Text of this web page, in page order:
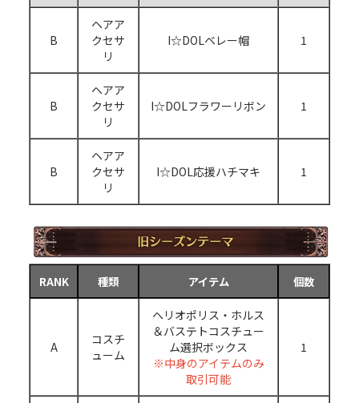
B
ヘアア
クセサ
リ
I☆DOLベレー帽 1
B
ヘアア
クセサ
リ
I☆DOLフラワーリボン 1
B
ヘアア
クセサ
リ
I☆DOL応援ハチマキ 1
RANK 種類 アイテム 個数
A
コスチ
ューム
ヘリオポリス・ホルス
＆バステトコスチュー
ム選択ボックス
※中身のアイテムのみ
取引可能
1